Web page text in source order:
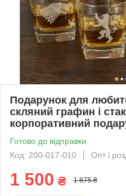
Подарунок для
скляний графин і
корпоративний
Готово до відправки
Код: 200-017-010
Опт і
1 500 ₴ 1 875 ₴